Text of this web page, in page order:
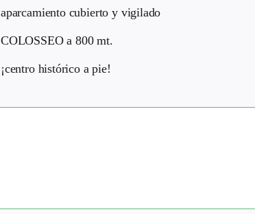
aparcamiento cubierto y vigilado
COLOSSEO a 800 mt.
¡centro histórico a pie!